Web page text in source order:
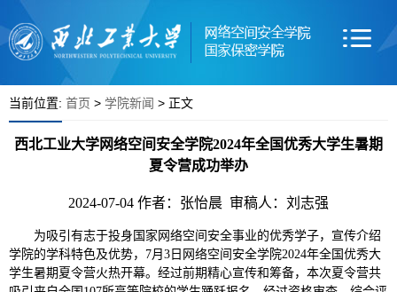
当前位置: 首页 > 学院新闻 > 正文
西北工业大学网络空间安全学院2024年全国优秀大学生暑期
夏令营成功举办
2024-07-04 作者：张怡晨 审稿人：刘志强
为吸引有志于投身国家网络空间安全事业的优秀学子，宣传介绍
学院的学科特色及优势，7月3日网络空间安全学院2024年全国优秀大
学生暑期夏令营火热开幕。经过前期精心宣传和筹备，本次夏令营共